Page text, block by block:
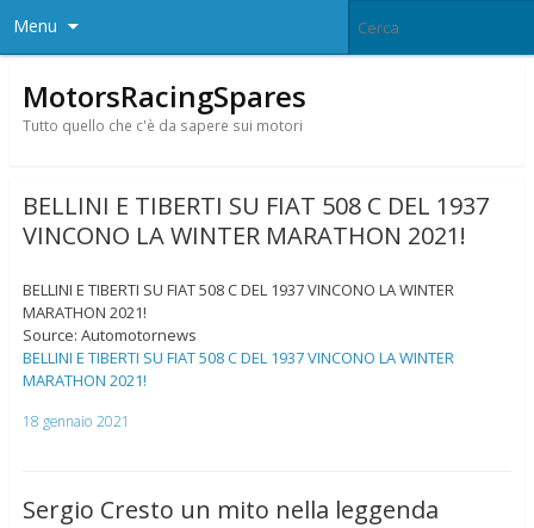
Menu
MotorsRacingSpares
Tutto quello che c'è da sapere sui motori
BELLINI E TIBERTI SU FIAT 508 C DEL 1937
VINCONO LA WINTER MARATHON 2021!
BELLINI E TIBERTI SU FIAT 508 C DEL 1937 VINCONO LA WINTER
MARATHON 2021!
Source: Automotornews
BELLINI E TIBERTI SU FIAT 508 C DEL 1937 VINCONO LA WINTER
MARATHON 2021!
18 gennaio 2021
Sergio Cresto un mito nella leggenda